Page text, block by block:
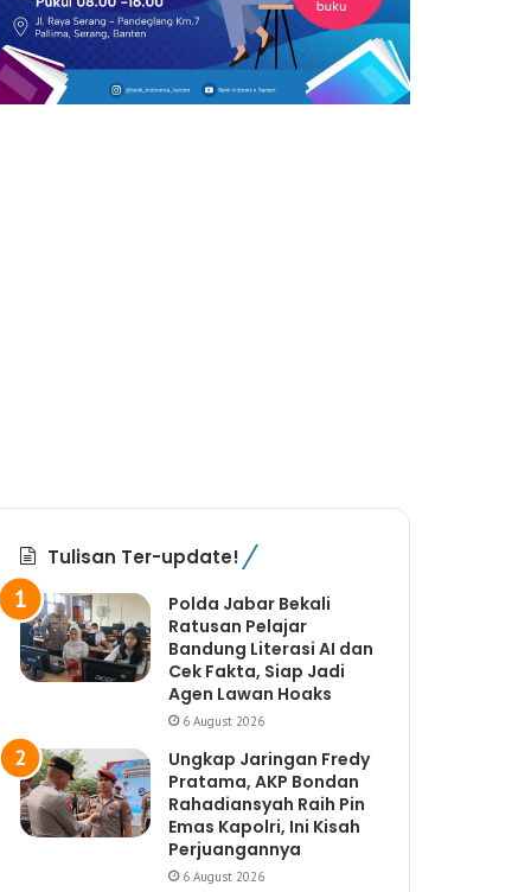
Tulisan Ter-update!
Polda Jabar Bekali
Ratusan Pelajar
Bandung Literasi AI dan
Cek Fakta, Siap Jadi
Agen Lawan Hoaks
6 August 2026
Ungkap Jaringan Fredy
Pratama, AKP Bondan
Rahadiansyah Raih Pin
Emas Kapolri, Ini Kisah
Perjuangannya
6 August 2026